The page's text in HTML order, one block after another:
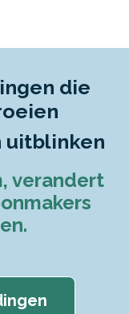
die
uitblinken
verandert